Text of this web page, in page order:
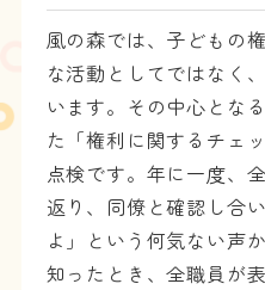
風の森では、子どもの
な活動としてではなく
います。その中心とな
た「権利に関するチェ
点検です。年に一度、
返り、同僚と確認し合
よ」という何気ない声
知ったとき、全職員が